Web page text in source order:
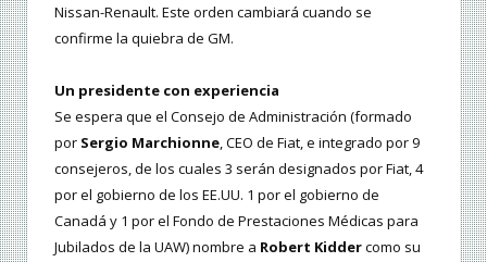
Nissan-Renault. Este orden cambiará cuando se
confirme la quiebra de GM.
Un presidente con experiencia
Se espera que el Consejo de Administración (formado
por Sergio Marchionne, CEO de Fiat, e integrado por 9
consejeros, de los cuales 3 serán designados por Fiat, 4
por el gobierno de los EE.UU. 1 por el gobierno de
Canadá y 1 por el Fondo de Prestaciones Médicas para
Jubilados de la UAW) nombre a Robert Kiddercomo su